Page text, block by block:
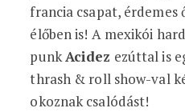
francia csapat,
élőben is! A mexikói
punkAcidez ezúttal is
thrash & roll show-val
okoznak csalódást!